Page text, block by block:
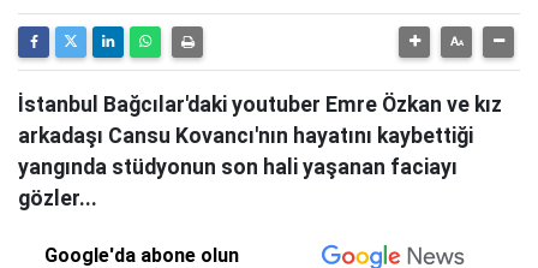
İstanbul Bağcılar'daki youtuber Emre Özkan ve kız
arkadaşı Cansu Kovancı'nın hayatını kaybettiği
yangında stüdyonun son hali yaşanan faciayı
gözler...
Google'da abone olun